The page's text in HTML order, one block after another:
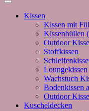
Kissen
Kissen mit
Kissenhüllen
Outdoor
Stoffkissen
Loungekissen
Wachstuch
Bodenkissen
Outdoor
Kuscheldecken